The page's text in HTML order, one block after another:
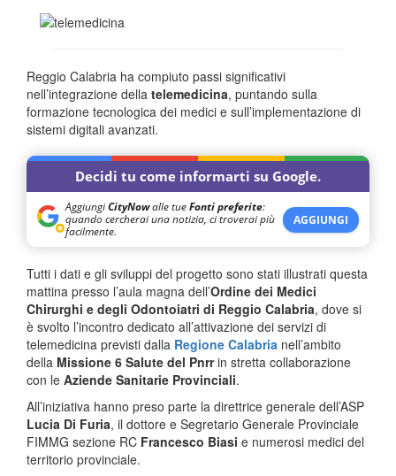
Reggio Calabria ha compiuto passi significativi
nell’integrazione della telemedicina, puntando sulla
formazione tecnologica dei medici e sull’implementazione di
sistemi digitali avanzati.
Decidi tu come informarti su Google.
AggiungiCityNowalle tueFonti preferite:
quando cercherai una notizia, ci troverai più
facilmente.
AGGIUNGI
Tutti i dati e gli sviluppi del progetto sono stati illustrati questa
mattina presso l’aula magna dell’Ordine dei Medici
Chirurghi e degli Odontoiatri di Reggio Calabria, dove si
è svolto l’incontro dedicato all’attivazione dei servizi di
telemedicina previsti dalla Regione Calabria nell’ambito
della Missione 6 Salute del Pnrrin stretta collaborazione
con le Aziende Sanitarie Provinciali.
All’iniziativa hanno preso parte la direttrice generale dell’ASP
Lucia Di Furia, il dottore e Segretario Generale Provinciale
FIMMG sezione RC Francesco Biasi e numerosi medici del
territorio provinciale.